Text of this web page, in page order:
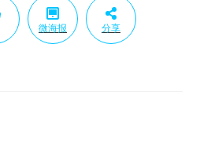
微海报 分享